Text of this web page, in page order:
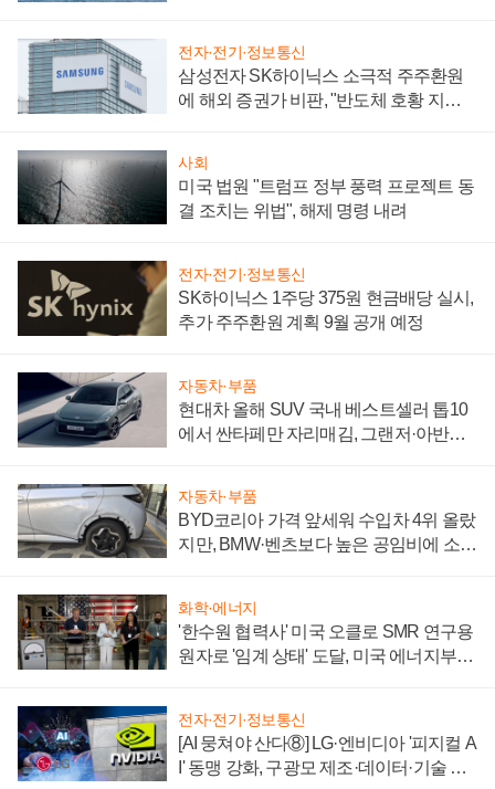
전자·전기·정보통신
삼성전자 SK하이닉스 소극적 주주환원
에 해외 증권가 비판, "반도체 호황 지속
사회
미국 법원 "트럼프 정부 풍력 프로젝트 동
결 조치는 위법", 해제 명령 내려
전자·전기·정보통신
SK하이닉스 1주당 375원 현금배당 실시,
추가 주주환원 계획 9월 공개 예정
자동차·부품
현대차 올해 SUV 국내 베스트셀러 톱10
에서 싼타페만 자리매김, 그랜저·아반떼
자동차·부품
BYD코리아 가격 앞세워 수입차 4위 올랐
지만, BMW·벤츠보다 높은 공임비에 소비
화학·에너지
'한수원 협력사' 미국 오클로 SMR 연구용
원자로 '임계 상태' 도달, 미국 에너지부
전자·전기·정보통신
[AI 뭉쳐야 산다⑧] LG·엔비디아 '피지컬 A
I' 동맹 강화, 구광모 제조·데이터·기술 결